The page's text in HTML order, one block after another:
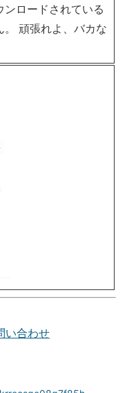
ロードされている
頑張れよ、バカな
い合わせ